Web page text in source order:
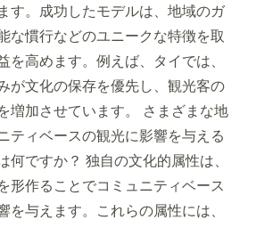
す。成功したモデルは、地域のガ
な慣行などのユニークな特徴を取
を高めます。例えば、タイでは、
が文化の保存を優先し、観光客の
増加させています。 さまざまな地
ティベースの観光に影響を与える
何ですか？ 独自の文化的属性は、
形作ることでコミュニティベース
を与えます。これらの属性には、